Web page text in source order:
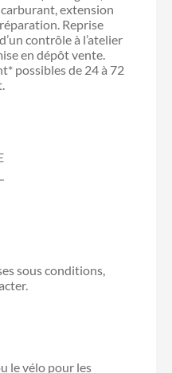
extension
Reprise
contrôle à l’atelier
en dépôt vente.
possibles de 24 à 72
sous conditions,
le vélo pour les